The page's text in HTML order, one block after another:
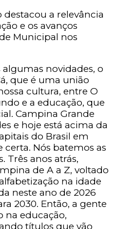
destacou a relevância
e os avanços
Municipal nos
algumas novidades, o
que é uma união
cultura, entre O
e a educação, que
Campina Grande
e hoje está acima da
do Brasil em
certa. Nós batemos as
Três anos atrás,
de A a Z, voltado
na idade
neste ano de 2026
2030. Então, a gente
na educação,
títulos que vão